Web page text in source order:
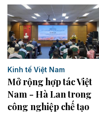
Kinh tế Việt Nam
Mở rộng hợp tác Việt
Nam - Hà Lan trong
công nghiệp chế tạo